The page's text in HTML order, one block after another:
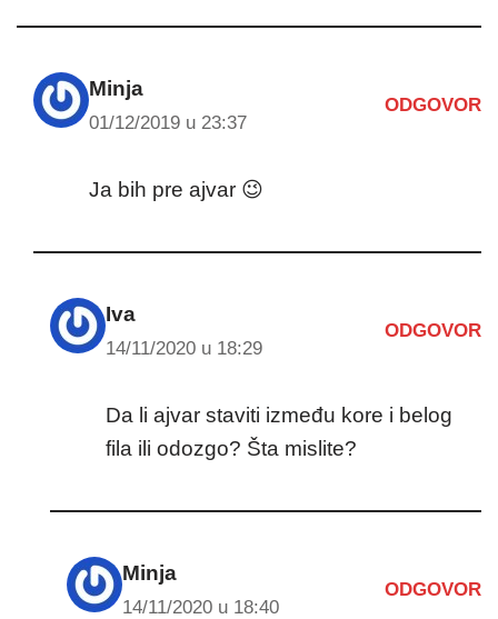
Minja
01/12/2019 u 23:37
ODGOVOR
Ja bih pre ajvar 😉
Iva
14/11/2020 u 18:29
ODGOVOR
Da li ajvar staviti između kore i belog
fila ili odozgo? Šta mislite?
Minja
14/11/2020 u 18:40
ODGOVOR